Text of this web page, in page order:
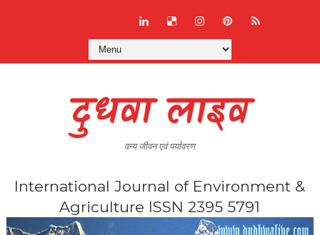
दुधवा लाइव
वन्य जीवन एवं पर्यावरण
International Journal of Environment &
Agriculture ISSN 2395 5791